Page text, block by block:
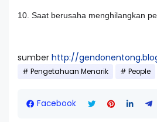
10. Saat berusaha menghilangkan
sumber http://
Pengetahuan Menarik People
Facebook